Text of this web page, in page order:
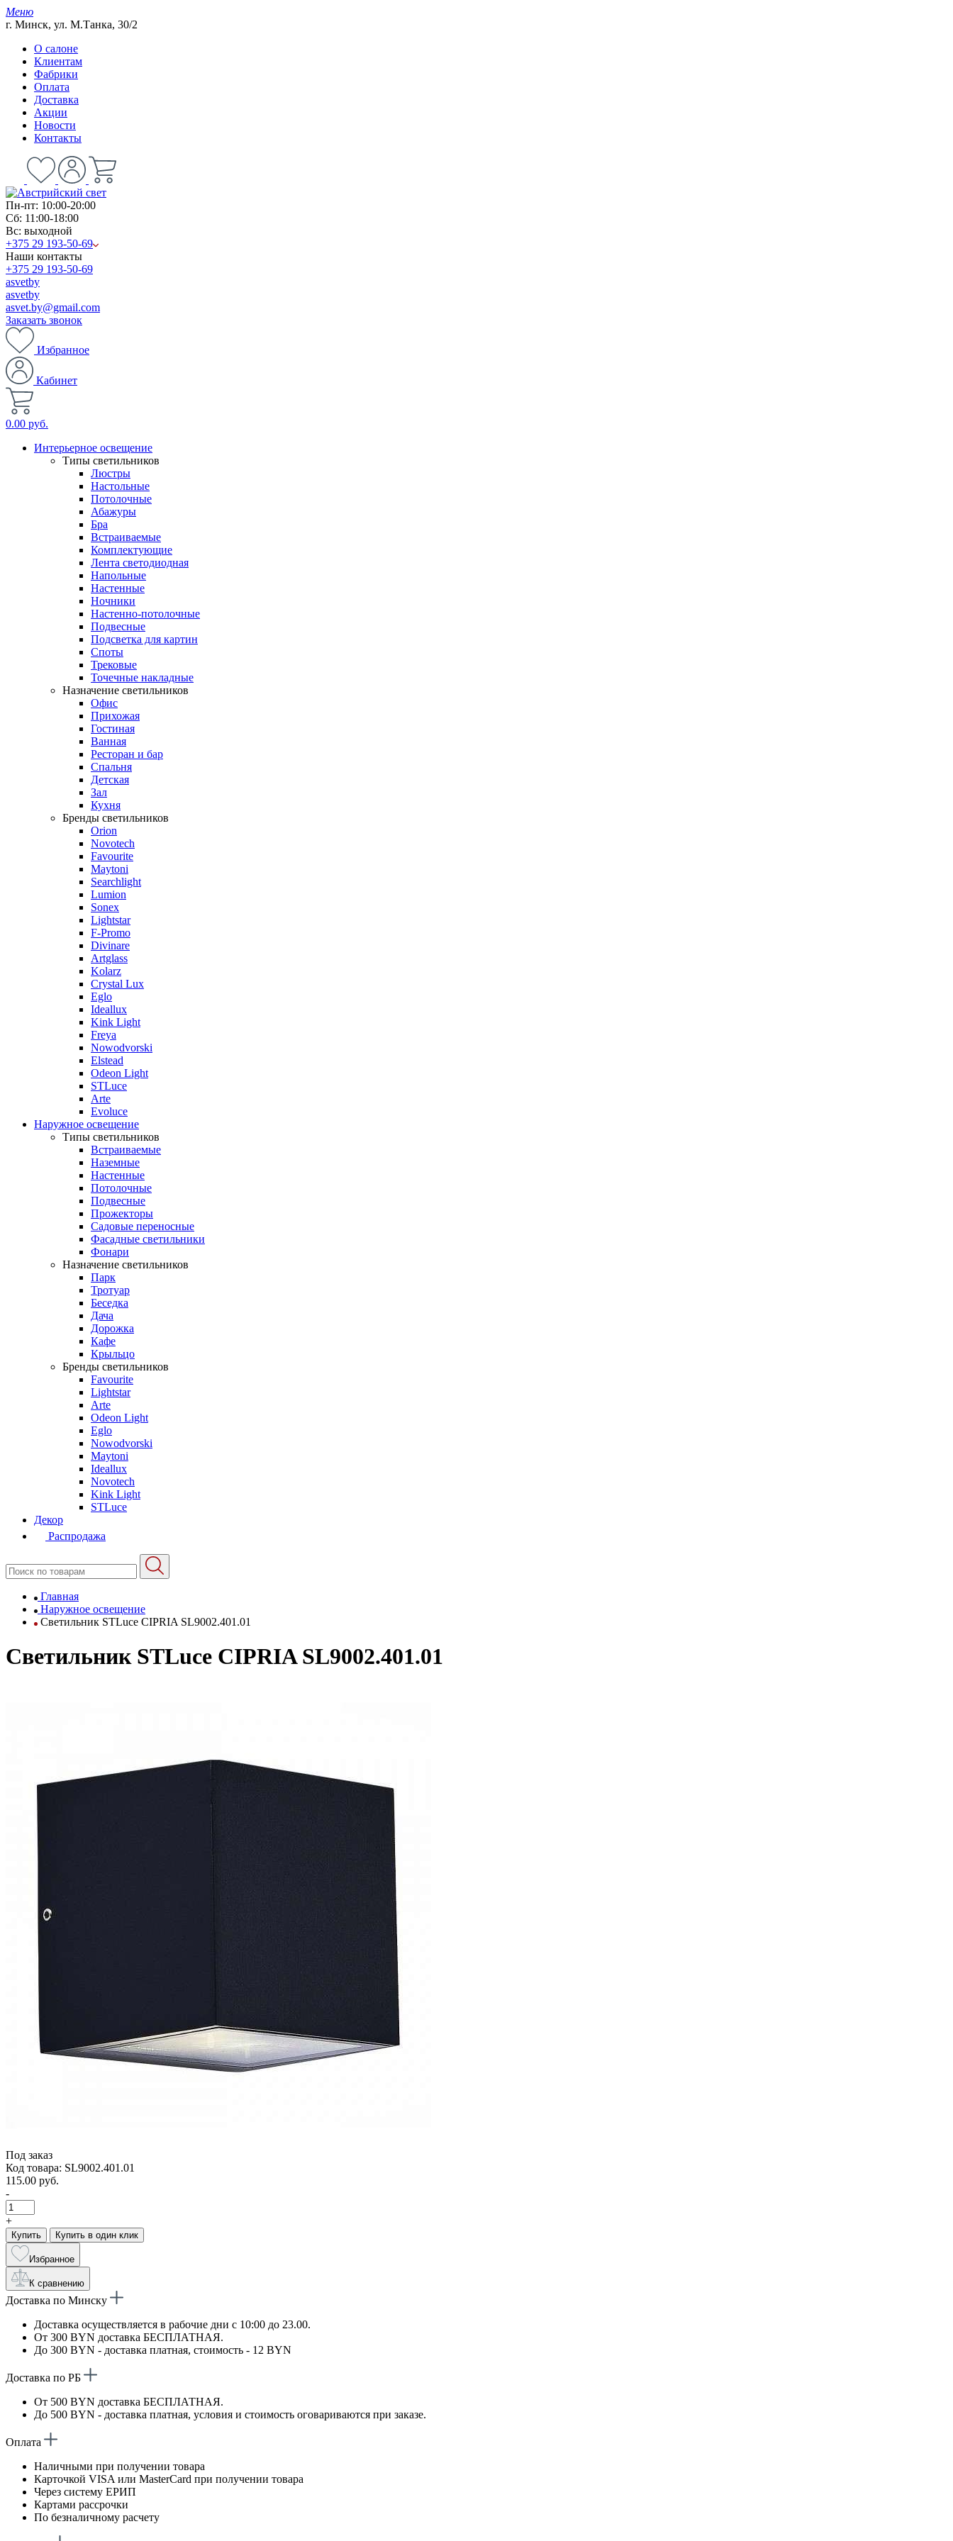
Меню
г. Минск, ул. М.Танка, 30/2
О салоне
Клиентам
Фабрики
Оплата
Доставка
Акции
Новости
Контакты
Пн-пт: 10:00-20:00
Сб: 11:00-18:00
Вс: выходной
+375 29 193-50-69
Наши контакты
+375 29 193-50-69
asvetby
asvetby
asvet.by@gmail.com
Заказать звонок
Избранное
Кабинет
0.00 руб.
Интерьерное освещение
Типы светильников
Люстры
Настольные
Потолочные
Абажуры
Бра
Встраиваемые
Комплектующие
Лента светодиодная
Напольные
Настенные
Ночники
Настенно-потолочные
Подвесные
Подсветка для картин
Споты
Трековые
Точечные накладные
Назначение светильников
Офис
Прихожая
Гостиная
Ванная
Ресторан и бар
Спальня
Детская
Зал
Кухня
Бренды светильников
Orion
Novotech
Favourite
Maytoni
Searchlight
Lumion
Sonex
Lightstar
F-Promo
Divinare
Artglass
Kolarz
Crystal Lux
Eglo
Ideallux
Kink Light
Freya
Nowodvorski
Elstead
Odeon Light
STLuce
Arte
Evoluce
Наружное освещение
Типы светильников
Встраиваемые
Наземные
Настенные
Потолочные
Подвесные
Прожекторы
Садовые переносные
Фасадные светильники
Фонари
Назначение светильников
Парк
Тротуар
Беседка
Дача
Дорожка
Кафе
Крыльцо
Бренды светильников
Favourite
Lightstar
Arte
Odeon Light
Eglo
Nowodvorski
Maytoni
Ideallux
Novotech
Kink Light
STLuce
Декор
Распродажа
Главная
Наружное освещение
Светильник STLuce CIPRIA SL9002.401.01
Светильник STLuce CIPRIA SL9002.401.01
Под заказ
Код товара: SL9002.401.01
115.00 руб.
-
+
Купить Купить в один клик
Избранное
К сравнению
Доставка по Минску
Доставка осуществляется в рабочие дни с 10:00 до 23.00.
От 300 BYN доставка БЕСПЛАТНАЯ.
До 300 BYN - доставка платная, стоимость - 12 BYN
Доставка по РБ
От 500 BYN доставка БЕСПЛАТНАЯ.
До 500 BYN - доставка платная, условия и стоимость оговариваются при заказе.
Оплата
Наличными при получении товара
Карточкой VISA или MasterCard при получении товара
Через систему ЕРИП
Картами рассрочки
По безналичному расчету